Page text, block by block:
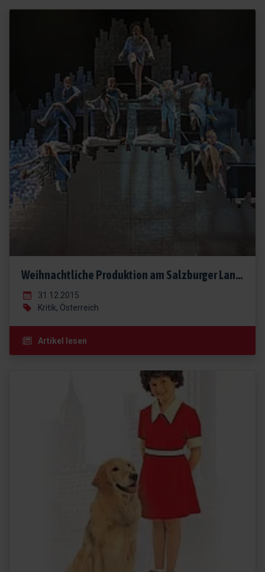
Weihnachtliche Produktion am Salzburger Landestheater: Annie
31.12.2015
Kritik, Österreich
Artikel lesen